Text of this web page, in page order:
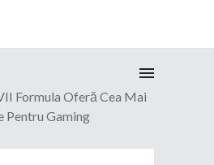
Formula Oferă Cea Mai
Pentru Gaming